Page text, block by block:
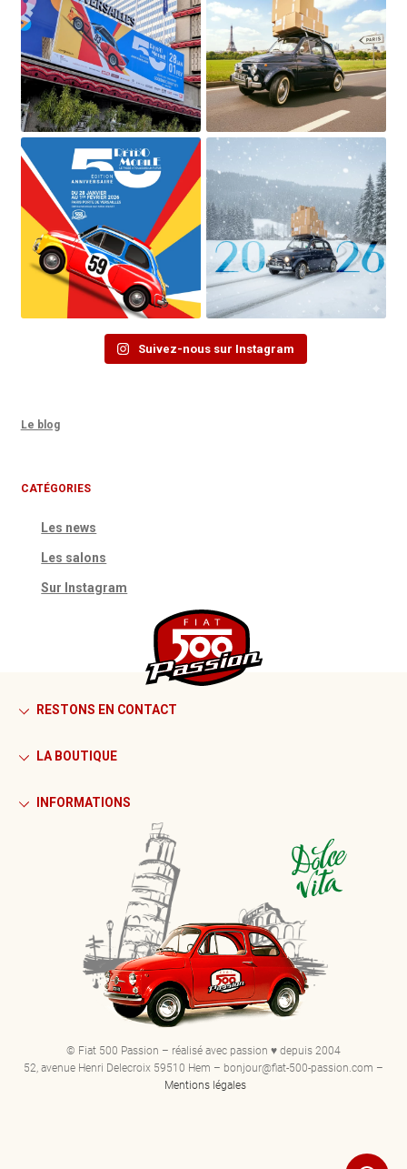
Suivez-nous sur Instagram
Le blog
CATÉGORIES
Les news
Les salons
Sur Instagram
RESTONS EN CONTACT
LA BOUTIQUE
INFORMATIONS
© Fiat 500 Passion – réalisé avec passion ♥ depuis 2004
52, avenue Henri Delecroix 59510 Hem – bonjour@fiat-500-passion.com –
Mentions légales